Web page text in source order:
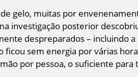
gelo, muitas por
investigação posterior
despreparados – incluindo
sem energia por várias
por pessoa, o suficiente para